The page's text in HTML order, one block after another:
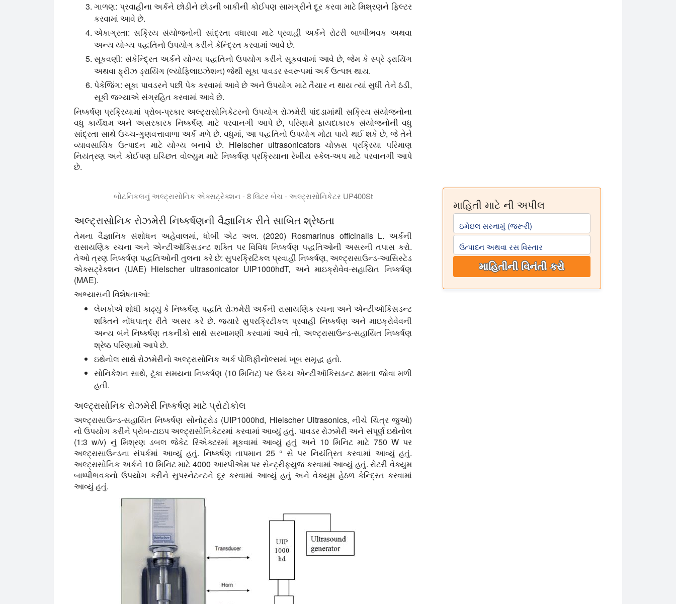
ગાળણ: પ્રવાહીના અર્કને છોડીને છોડની બાકીની કોઈપણ સામગ્રીને દૂર કરવા માટે મિશ્રણને ફિલ્ટર
કરવામાં આવે છે.
એકાગ્રતા: સક્રિય સંયોજનોની સાંદ્રતા વધારવા માટે પ્રવાહી અર્કને રોટરી બાષ્પીભવક અથવા
અન્ય યોગ્ય પદ્ધતિનો ઉપયોગ કરીને કેન્દ્રિત કરવામાં આવે છે.
સૂકવણી: સંકેન્દ્રિત અર્કને યોગ્ય પદ્ધતિનો ઉપયોગ કરીને સૂકવવામાં આવે છે, જેમ કે સ્પ્રે ડ્રાયિંગ
અથવા ફ્રીઝ ડ્રાયિંગ (લ્યોફિલાઇઝેશન) જેથી સૂકા પાવડર સ્વરૂપમાં અર્ક ઉત્પન્ન થાય.
પેકેજિંગ: સૂકા પાવડરને પછી પેક કરવામાં આવે છે અને ઉપયોગ માટે તૈયાર ન થાય ત્યાં સુધી તેને ઠંડી,
સૂકી જગ્યાએ સંગ્રહિત કરવામાં આવે છે.
નિષ્કર્ષણ પ્રક્રિયામાં પ્રોબ-પ્રકાર અલ્ટ્રાસોનિકેટરનો ઉપયોગ રોઝમેરી પાંદડામાંથી સક્રિય સંયોજનોના
વધુ કાર્યક્ષમ અને અસરકારક નિષ્કર્ષણ માટે પરવાનગી આપે છે, પરિણામે ફાયદાકારક સંયોજનોની વધુ
સાંદ્રતા સાથે ઉચ્ચ-ગુણવત્તાવાળા અર્ક મળે છે. વધુમાં, આ પદ્ધતિનો ઉપયોગ મોટા પાયે થઈ શકે છે, જે તેને
વ્યાવસાયિક ઉત્પાદન માટે યોગ્ય બનાવે છે. Hielscher ultrasonicators ચોક્કસ પ્રક્રિયા પરિમાણ
નિયંત્રણ અને કોઈપણ ઇચ્છિત વોલ્યુમ માટે નિષ્કર્ષણ પ્રક્રિયાના રેખીય સ્કેલ-અપ માટે પરવાનગી આપે
છે.
બોટનિકલનું અલ્ટ્રાસોનિક એક્સટ્રેક્શન - 8 લિટર બેચ - અલ્ટ્રાસોનિકેટર UP400St
અલ્ટ્રાસોનિક રોઝમેરી નિષ્કર્ષણની વૈજ્ઞાનિક રીતે સાબિત શ્રેષ્ઠતા
તેમના વૈજ્ઞાનિક સંશોધન અહેવાલમાં, ધોબી એટ અલ. (2020) Rosmarinus officinalis L. અર્કની
રાસાયણિક રચના અને એન્ટીઑકિસડન્ટ શક્તિ પર વિવિધ નિષ્કર્ષણ પદ્ધતિઓની અસરની તપાસ કરો.
તેઓ ત્રણ નિષ્કર્ષણ પદ્ધતિઓની તુલના કરે છે: સુપરક્રિટિકલ પ્રવાહી નિષ્કર્ષણ, અલ્ટ્રાસાઉન્ડ-આસિસ્ટેડ
એક્સટ્રેક્શન (UAE) Hielscher ultrasonicator UIP1000hdT, અને માઇક્રોવેવ-સહાયિત નિષ્કર્ષણ
(MAE).
અભ્યાસની વિશેષતાઓ:
લેખકોએ શોધી કાઢ્યું કે નિષ્કર્ષણ પદ્ધતિ રોઝમેરી અર્કની રાસાયણિક રચના અને એન્ટીઑકિસડન્ટ
શક્તિને નોંધપાત્ર રીતે અસર કરે છે. જ્યારે સુપરક્રિટીકલ પ્રવાહી નિષ્કર્ષણ અને માઇક્રોવેવની
અન્ય બંને નિષ્કર્ષણ તકનીકો સાથે સરખામણી કરવામાં આવે તો, અલ્ટ્રાસાઉન્ડ-સહાયિત નિષ્કર્ષણ
શ્રેષ્ઠ પરિણામો આપે છે.
ઇથેનોલ સાથે રોઝમેરીનો અલ્ટ્રાસોનિક અર્ક પોલિફીનોલ્સમાં ખૂબ સમૃદ્ધ હતો.
સોનિકેશન સાથે, ટૂંકા સમયના નિષ્કર્ષણ (10 મિનિટ) પર ઉચ્ચ એન્ટીઑકિસડન્ટ ક્ષમતા જોવા મળી
હતી.
અલ્ટ્રાસોનિક રોઝમેરી નિષ્કર્ષણ માટે પ્રોટોકોલ
અલ્ટ્રાસાઉન્ડ-સહાયિત નિષ્કર્ષણ સોનોટ્રોડ (UIP1000hd, Hielscher Ultrasonics, નીચે ચિત્ર જુઓ)
નો ઉપયોગ કરીને પ્રોબ-ટાઇપ અલ્ટ્રાસોનિકેટરમાં કરવામાં આવ્યું હતું. પાવડર રોઝમેરી અને સંપૂર્ણ ઇથેનોલ
(1:3 w/v) નું મિશ્રણ ડબલ જેકેટ રિએક્ટરમાં મૂકવામાં આવ્યું હતું અને 10 મિનિટ માટે 750 W પર
અલ્ટ્રાસાઉન્ડના સંપર્કમાં આવ્યું હતું. નિષ્કર્ષણ તાપમાન 25 ° સે પર નિયંત્રિત કરવામાં આવ્યું હતું.
અલ્ટ્રાસોનિક અર્કને 10 મિનિટ માટે 4000 આરપીએમ પર સેન્ટ્રીફ્યુજ કરવામાં આવ્યું હતું. રોટરી વેક્યુમ
બાષ્પીભવકનો ઉપયોગ કરીને સુપરનેટન્ટને દૂર કરવામાં આવ્યું હતું અને વેક્યૂમ હેઠળ કેન્દ્રિત કરવામાં
આવ્યું હતું.
માહિતી માટે ની અપીલ
ઇમેઇલ સરનામું (જરૂરી)
ઉત્પાદન અથવા રસ વિસ્તાર
માહિતીની વિનંતી કરો